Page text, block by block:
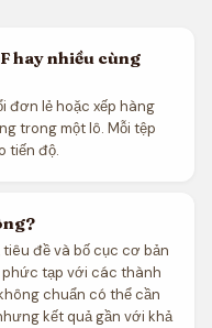
hay nhiều cùng
đơn lẻ hoặc xếp hàng
trong một lô. Mỗi tệp
tiến độ.
tiêu đề và bố cục cơ bản
tạp với các thành
chuẩn có thể cần
kết quả gần với khả